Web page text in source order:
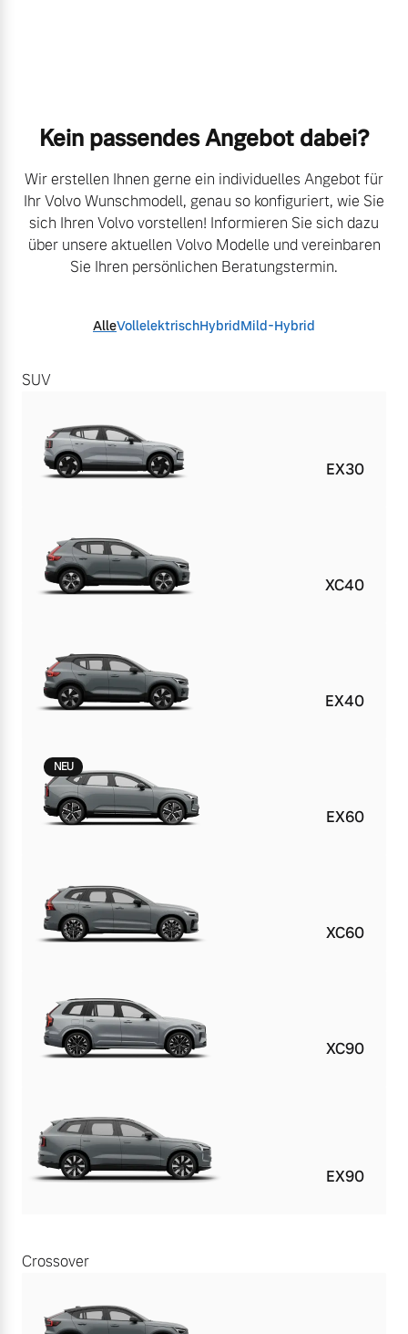
Kein passendes Angebot dabei?​
Wir erstellen Ihnen gerne ein individuelles Angebot für
Ihr Volvo Wunschmodell, genau so konfiguriert, wie Sie
sich Ihren Volvo vorstellen! Informieren Sie sich dazu
über unsere aktuellen Volvo Modelle und vereinbaren
Sie Ihren persönlichen Beratungstermin.
AlleVollelektrischHybridMild-Hybrid
SUV
EX30
XC40
EX40
NEU
EX60
XC60
XC90
EX90
Crossover